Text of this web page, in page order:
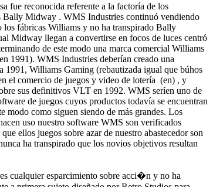
fue reconocida referente a la factoría de los
Bally Midway . WMS Industries continuó vendiendo
los fábricas Williams y no ha transpirado Bally
Midway llegan a convertirse en focos de luces centró
de este modo una marca comercial Williams
1991). WMS Industries deberían creado una
1991, Williams Gaming (rebautizada igual que búhos
el comercio de juegos y video de lotería (en) , y
sus definitivos VLT en 1992. WMS serí­en uno de
de juegos cuyos productos todavía se encuentran
modo­ como siguen siendo de más grandes. Los
uso nuestro software WMS son verificados
ellos juegos sobre azar de nuestro abastecedor son
ha transpirado que los novios objetivos resultan
cualquier esparcimiento sobre acci�n y no ha